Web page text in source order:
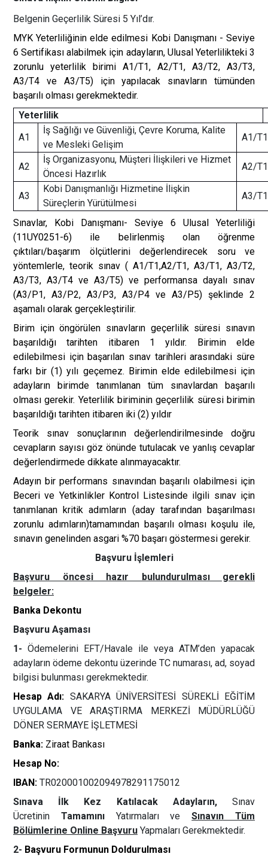
Belgenin Geçerlilik Süresi 5 Yıl’dır.
MYK Yeterliliğinin elde edilmesi Kobi Danışmanı - Seviye
6 Sertifikası alabilmek için adayların, Ulusal Yeterlilikteki 3
zorunlu yeterlilik birimi A1/T1, A2/T1, A3/T2, A3/T3,
A3/T4 ve A3/T5) için yapılacak sınavların tümünden
başarılı olması gerekmektedir.
Yeterlilik
A1
İş Sağlığı ve Güvenliği, Çevre Koruma, Kalite
ve Mesleki Gelişim
A1/
A2
İş Organizasyonu, Müşteri İlişkileri ve Hizmet
Öncesi Hazırlık
A2/
A3
Kobi Danışmanlığı Hizmetine İlişkin
Süreçlerin Yürütülmesi
A3/
Sınavlar, Kobi Danışmanı- Seviye 6 Ulusal Yeterliliği
(11UY0251-6) ile belirlenmiş olan öğrenme
çıktıları/başarım ölçütlerini değerlendirecek soru ve
yöntemlerle, teorik sınav ( A1/T1,A2/T1, A3/T1, A3/T2,
A3/T3, A3/T4 ve A3/T5) ve performansa dayalı sınav
(A3/P1, A3/P2, A3/P3, A3/P4 ve A3/P5) şeklinde 2
aşamalı olarak gerçekleştirilir.
Birim için öngörülen sınavların geçerlilik süresi sınavın
başarıldığı tarihten itibaren 1 yıldır. Birimin elde
edilebilmesi için başarılan sınav tarihleri arasındaki süre
farkı bir (1) yılı geçemez. Birimin elde edilebilmesi için
adayların birimde tanımlanan tüm sınavlardan başarılı
olması gerekir. Yeterlilik biriminin geçerlilik süresi birimin
başarıldığı tarihten itibaren iki (2) yıldır
Teorik sınav sonuçlarının değerlendirilmesinde doğru
cevapların sayısı göz önünde tutulacak ve yanlış cevaplar
değerlendirmede dikkate alınmayacaktır.
Adayın bir performans sınavından başarılı olabilmesi için
Beceri ve Yetkinlikler Kontrol Listesinde ilgili sınav için
tanımlanan kritik adımların (aday tarafından başarılması
zorunlu adımların)tamamından başarılı olması koşulu ile,
sınavın genelinden asgari %70 başarı göstermesi gerekir.
Başvuru İşlemleri
Başvuru öncesi hazır bulundurulması gerekli
belgeler:
Banka Dekontu
Başvuru Aşaması
1- Ödemelerini EFT/Havale ile veya ATM’den yapacak
adayların ödeme dekontu üzerinde TC numarası, ad, soyad
bilgisi bulunması gerekmektedir.
Hesap Adı: SAKARYA ÜNİVERSİTESİ SÜREKLİ EĞİTİM
UYGULAMA VE ARAŞTIRMA MERKEZİ MÜDÜRLÜĞÜ
DÖNER SERMAYE İŞLETMESİ
Banka: Ziraat Bankası
Hesap No:
IBAN: TR020001002094978291175012
Sınava İlk Kez Katılacak Adayların,Sınav
Ücretinin TamamınıYatırmaları veSınavın Tüm
Bölümlerine Online Başvuru Yapmaları Gerekmektedir.
2- Başvuru Formunun Doldurulması